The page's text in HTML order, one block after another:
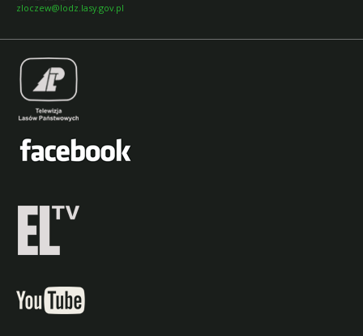
zloczew@lodz.lasy.gov.pl